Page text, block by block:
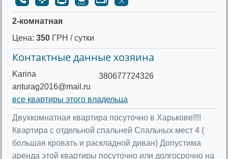
2-комнатная
Цена: 350 ГРН / сутки
Контактные данные хозяина
Karina
anturag2016@mail.ru
380677724326
все квартиры этого владельца
Двухкомнатная квартира посуточно в Харькове!!!!
Квартира с отдельной спальней Спальных мест 4 (
большая кровать и раскладной диван) Допустима
аренда этой квартиры посуточно или долгосрочно на